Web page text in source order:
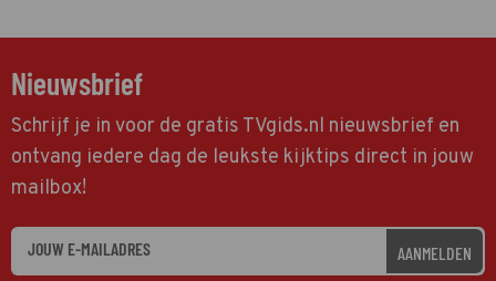
Nieuwsbrief
Schrijf je in voor de gratis TVgids.nl nieuwsbrief en
ontvang iedere dag de leukste kijktips direct in jouw
mailbox!
AANMELDEN